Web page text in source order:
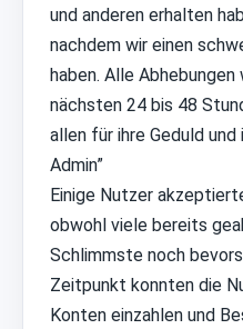
und anderen erhalten
nachdem wir einen
haben. Alle
nächsten 24 bis 48
allen für ihre Geduld
Admin”
Einige Nutzer
obwohl viele bereits
Schlimmste noch
Zeitpunkt konnten die
Konten einzahlen und